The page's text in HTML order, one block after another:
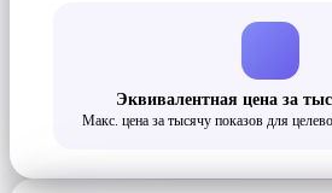
Эквивалентная цена за
Макс. цена за тысячу показов для